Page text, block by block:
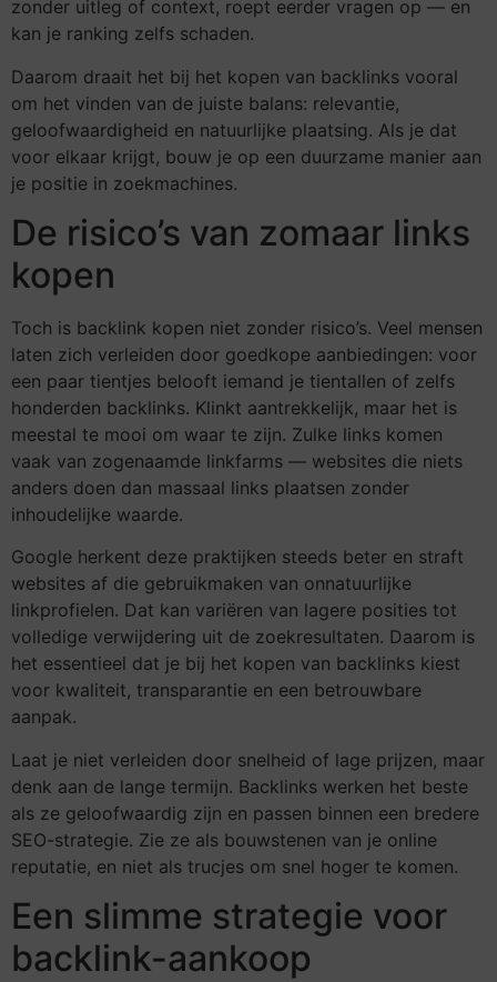
zonder uitleg of context, roept eerder vragen op — en
kan je ranking zelfs schaden.
Daarom draait het bij het kopen van backlinks vooral
om het vinden van de juiste balans: relevantie,
geloofwaardigheid en natuurlijke plaatsing. Als je dat
voor elkaar krijgt, bouw je op een duurzame manier aan
je positie in zoekmachines.
De risico’s van zomaar links
kopen
Toch is backlink kopen niet zonder risico’s. Veel mensen
laten zich verleiden door goedkope aanbiedingen: voor
een paar tientjes belooft iemand je tientallen of zelfs
honderden backlinks. Klinkt aantrekkelijk, maar het is
meestal te mooi om waar te zijn. Zulke links komen
vaak van zogenaamde linkfarms — websites die niets
anders doen dan massaal links plaatsen zonder
inhoudelijke waarde.
Google herkent deze praktijken steeds beter en straft
websites af die gebruikmaken van onnatuurlijke
linkprofielen. Dat kan variëren van lagere posities tot
volledige verwijdering uit de zoekresultaten. Daarom is
het essentieel dat je bij het kopen van backlinks kiest
voor kwaliteit, transparantie en een betrouwbare
aanpak.
Laat je niet verleiden door snelheid of lage prijzen, maar
denk aan de lange termijn. Backlinks werken het beste
als ze geloofwaardig zijn en passen binnen een bredere
SEO-strategie. Zie ze als bouwstenen van je online
reputatie, en niet als trucjes om snel hoger te komen.
Een slimme strategie voor
backlink-aankoop